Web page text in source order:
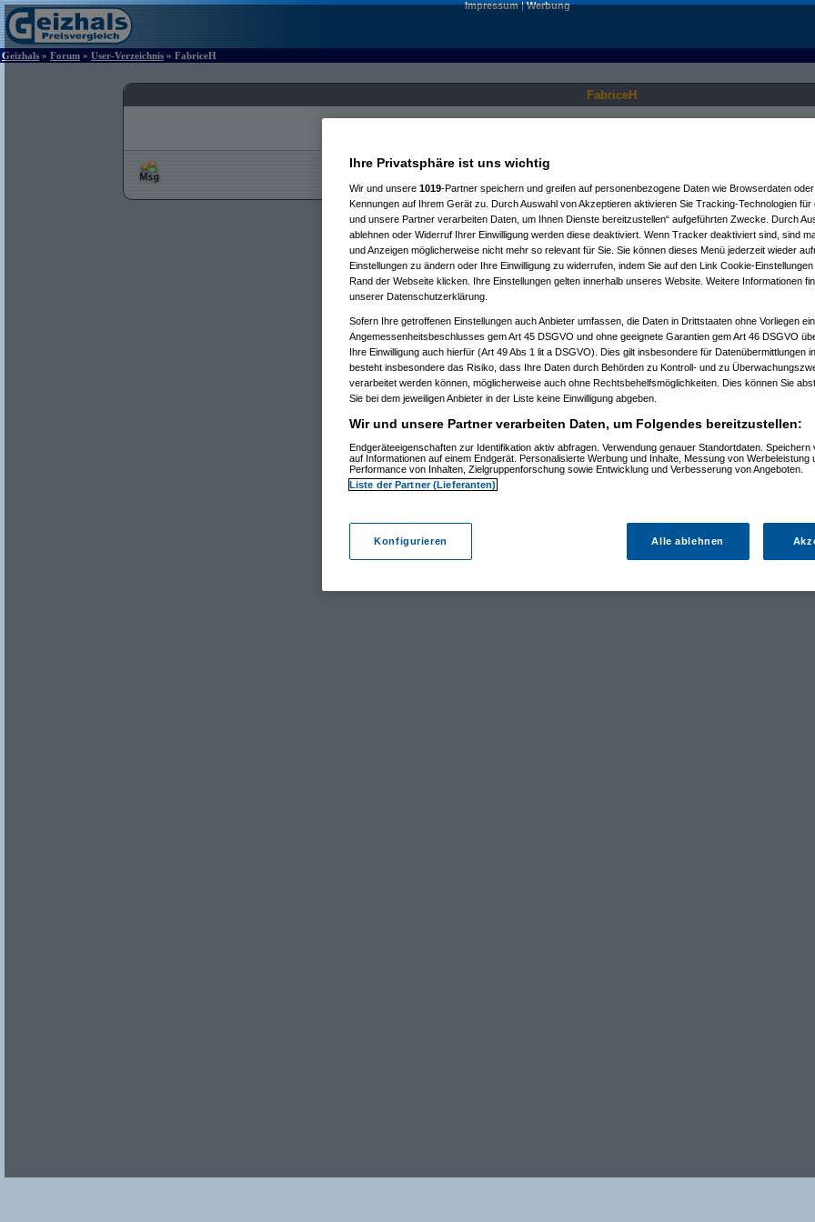
Impressum|Werbung
Geizhals » Forum » User-Verzeichnis » FabriceH
FabriceH
Ihre Privatsphäre ist uns wichtig
Wir und unsere 1019-Partner speichern und greifen auf personenbezogene Daten wie Browserdaten
Kennungen auf Ihrem Gerät zu. Durch Auswahl von Akzeptieren aktivieren Sie Tracking-Technologien für
und unsere Partner verarbeiten Daten, um Ihnen Dienste bereitzustellen“ aufgeführten Zwecke. Durch
ablehnen oder Widerruf Ihrer Einwilligung werden diese deaktiviert. Wenn Tracker deaktiviert sind, sind
und Anzeigen möglicherweise nicht mehr so relevant für Sie. Sie können dieses Menü jederzeit wieder
Einstellungen zu ändern oder Ihre Einwilligung zu widerrufen, indem Sie auf den Link Cookie-
Rand der Webseite klicken. Ihre Einstellungen gelten innerhalb unseres Website. Weitere Informationen
unserer Datenschutzerklärung.
Sofern Ihre getroffenen Einstellungen auch Anbieter umfassen, die Daten in Drittstaaten ohne Vorliegen
Angemessenheitsbeschlusses gem Art 45 DSGVO und ohne geeignete Garantien gem Art 46 DSGVO
Ihre Einwilligung auch hierfür (Art 49 Abs 1 lit a DSGVO). Dies gilt insbesondere für Datenübermittlungen
besteht insbesondere das Risiko, dass Ihre Daten durch Behörden zu Kontroll- und zu
verarbeitet werden können, möglicherweise auch ohne Rechtsbehelfsmöglichkeiten. Dies können Sie
Sie bei dem jeweiligen Anbieter in der Liste keine Einwilligung abgeben.
Wir und unsere Partner verarbeiten Daten, um Folgendes bereitzustellen:
Endgeräteeigenschaften zur Identifikation aktiv abfragen. Verwendung genauer Standortdaten. Speichern
auf Informationen auf einem Endgerät. Personalisierte Werbung und Inhalte, Messung von Werbeleistung
Performance von Inhalten, Zielgruppenforschung sowie Entwicklung und Verbesserung von Angeboten.
Liste der Partner (Lieferanten)
Konfigurieren Alle ablehnen